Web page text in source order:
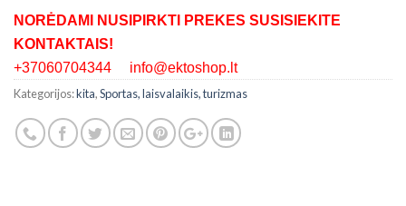
NORĖDAMI NUSIPIRKTI PREKES SUSISIEKITE
KONTAKTAIS!
+37060704344 info@ektoshop.lt
Kategorijos:kita,Sportas, laisvalaikis, turizmas